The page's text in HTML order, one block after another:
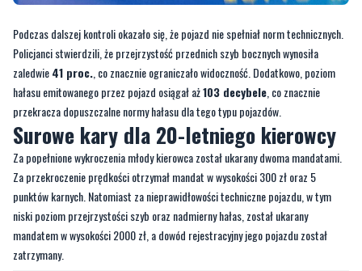
Podczas dalszej kontroli okazało się, że pojazd nie spełniał norm technicznych.
Policjanci stwierdzili, że przejrzystość przednich szyb bocznych wynosiła
zaledwie41 proc. , co znacznie ograniczało widoczność. Dodatkowo, poziom
hałasu emitowanego przez pojazd osiągał aż103 decybele , co znacznie
przekracza dopuszczalne normy hałasu dla tego typu pojazdów.
Surowe kary dla 20-letniego kierowcy
Za popełnione wykroczenia młody kierowca został ukarany dwoma mandatami.
Za przekroczenie prędkości otrzymał mandat w wysokości 300 zł oraz 5
punktów karnych. Natomiast za nieprawidłowości techniczne pojazdu, w tym
niski poziom przejrzystości szyb oraz nadmierny hałas, został ukarany
mandatem w wysokości 2000 zł, a dowód rejestracyjny jego pojazdu został
zatrzymany.